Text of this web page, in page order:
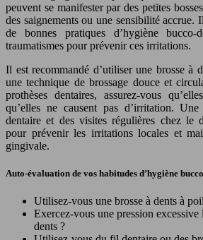
peuvent se manifester par des petites
des saignements ou une sensibilité accrue.
de bonnes pratiques d’hygiène bucco-
traumatismes pour prévenir ces irritations.
Il est recommandé d’utiliser une brosse à
une technique de brossage douce et
prothèses dentaires, assurez-vous
qu’elles ne causent pas d’irritation.
dentaire et des visites régulières chez le
pour prévenir les irritations locales et
gingivale.
Auto-évaluation de vos habitudes d’hygiène
Utilisez-vous une brosse à dents à
Exercez-vous une pression excessive
dents ?